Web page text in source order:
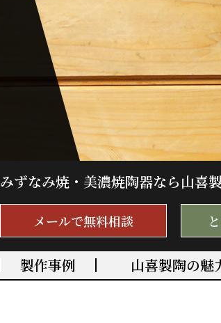
みずなみ焼・美濃焼陶器なら山喜
メールで無料相談
製作事例 山喜製陶の魅